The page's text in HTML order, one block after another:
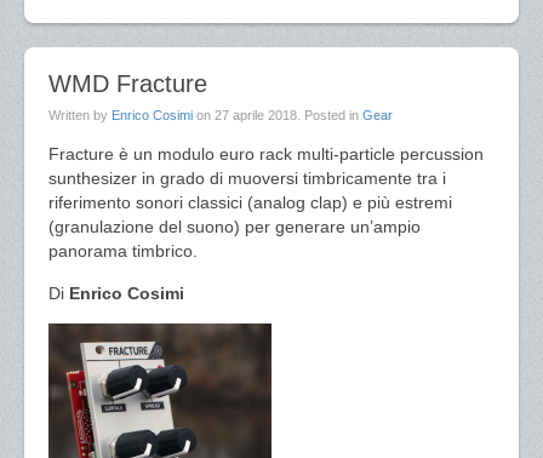
WMD Fracture
Written by Enrico Cosimi on 27 aprile 2018 . Posted in Gear
Fracture è un modulo euro rack multi-particle percussion
sunthesizer in grado di muoversi timbricamente tra i
riferimento sonori classici (analog clap) e più estremi
(granulazione del suono) per generare un’ampio
panorama timbrico.
Di Enrico Cosimi